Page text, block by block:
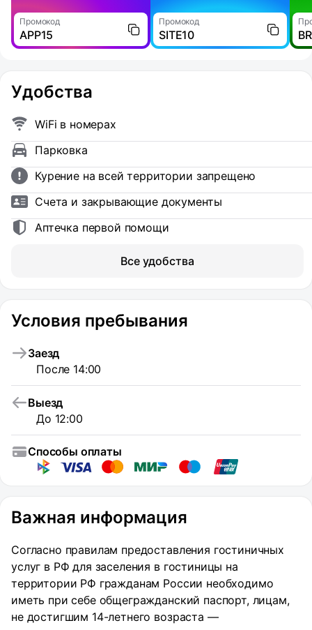
Промокод
APP15
Промокод
SITE10
Удобства
WiFi в номерах
Парковка
Курение на всей территории запрещено
Счета и закрывающие документы
Аптечка первой помощи
Все удобства
Условия пребывания
Заезд
После 14:00
Выезд
До 12:00
Способы оплаты
Важная информация
Согласно правилам предоставления гостиничных
услуг в РФ для заселения в гостиницы на
территории РФ гражданам России необходимо
иметь при себе общегражданский паспорт, лицам,
не достигшим 14-летнего возраста —